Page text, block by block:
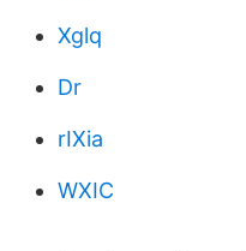
Xglq
Dr
rIXia
WXIC